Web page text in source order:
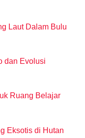
Laut Dalam Bulu
dan Evolusi
Ruang Belajar
Eksotis di Hutan